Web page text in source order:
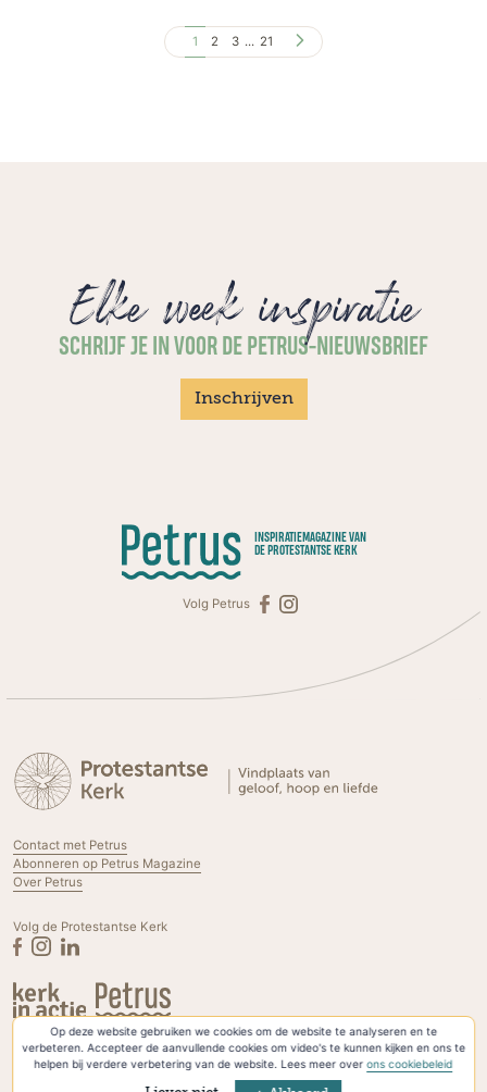
Op deze website gebruiken we cookies om de website te analyseren en te
verbeteren. Accepteer de aanvullende cookies om video's te kunnen kijken en ons te
helpen bij verdere verbetering van de website. Lees meer overons cookiebeleid
1 2 3 ... 21
Elke week inspiratie
SCHRIJF JE IN VOOR DE PETRUS-NIEUWSBRIEF
Inschrijven
INSPIRATIEMAGAZINE VAN
DE PROTESTANTSE KERK
Volg Petrus
Contact met Petrus
Abonneren op Petrus Magazine
Over Petrus
Volg de Protestantse Kerk
Privacyverklaring & Cookies